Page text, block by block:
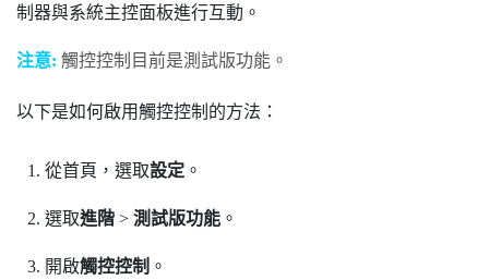
制器與系統主控面板進行互動。
注意: 觸控控制目前是測試版功能。
以下是如何啟用觸控控制的方法：
從首頁 ，選取設定。
選取進階> 測試版功能。
開啟觸控控制 。